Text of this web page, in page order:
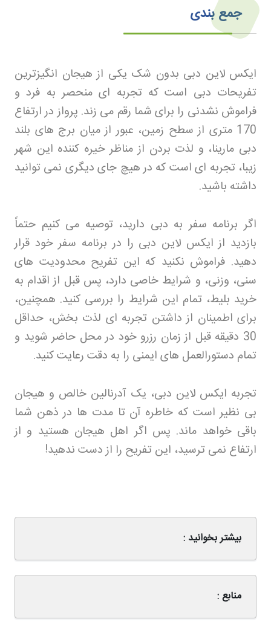
جمع بندی
ایکس لاین دبی بدون شک یکی از هیجان انگیزترین
تفریحات دبی است که تجربه ای منحصر به فرد و
فراموش نشدنی را برای شما رقم می زند. پرواز در ارتفاع
170 متری از سطح زمین، عبور از میان برج های بلند
دبی مارینا، و لذت بردن از مناظر خیره کننده این شهر
زیبا، تجربه ای است که در هیچ جای دیگری نمی توانید
داشته باشید.
اگر برنامه سفر به دبی دارید، توصیه می کنیم حتماً
بازدید از ایکس لاین دبی را در برنامه سفر خود قرار
دهید. فراموش نکنید که این تفریح محدودیت های
سنی، وزنی، و شرایط خاصی دارد، پس قبل از اقدام به
خرید بلیط، تمام این شرایط را بررسی کنید. همچنین،
برای اطمینان از داشتن تجربه ای لذت بخش، حداقل
30 دقیقه قبل از زمان رزرو خود در محل حاضر شوید و
تمام دستورالعمل های ایمنی را به دقت رعایت کنید.
تجربه ایکس لاین دبی، یک آدرنالین خالص و هیجان
بی نظیر است که خاطره آن تا مدت ها در ذهن شما
باقی خواهد ماند. پس اگر اهل هیجان هستید و از
ارتفاع نمی ترسید، این تفریح را از دست ندهید!
بیشتر بخوانید :
منابع :